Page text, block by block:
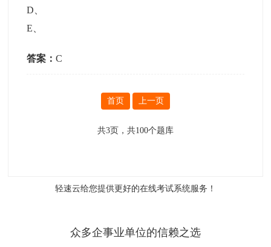
D
E
答案：C
首页 上一页
共3页，共100个题库
轻速云给您提供更好的在线考试系统服务！
众多企事业单位的信赖之选